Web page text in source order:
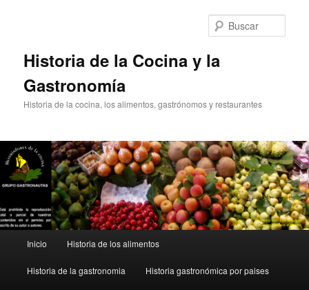
Historia de la Cocina y la
Gastronomía
Historia de la cocina, los alimentos, gastrónomos y restaurantes
principal
Inicio Historia de los alimentos
Historia de la gastronomia Historia gastronómica por paises